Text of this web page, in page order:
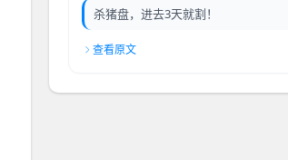
杀猪盘，进去3天就割！
查看原文